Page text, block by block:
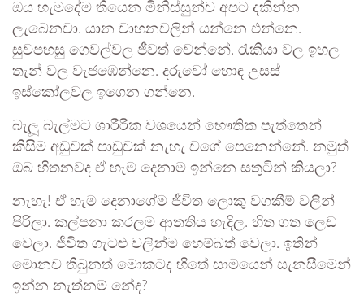
ඔය හැමදේම තියෙන මිනිස්සුන්ව අපට දකින්න
ලැබෙනවා. යාන වාහනවලින් යන්නෙ එන්නෙ.
සුවපහසු ගෙවල්වල ජීවත් වෙන්නේ. රැකියා වල ඉහල
තැන් වල වැජඹෙන්නෙ. දරුවෝ හොඳ උසස්
ඉස්කෝලවල ඉගෙන ගන්නෙ.
බැලූ බැල්මට ශාරීරික වශයෙන් භෞතික පැත්තෙන්
කිසිම අඩුවක් පාඩුවක් නැහැ වගේ පෙනෙන්නේ. නමුත්
ඔබ හිතනවද ඒ හැම දෙනාම ඉන්නෙ සතුටින් කියලා?
නැහැ! ඒ හැම දෙනාගේම ජීවිත ලොකු වගකීම් වලින්
පිරිලා. කල්පනා කරලම ආතතිය හැදිල. හිත ගත ලෙඩ
වෙලා. ජීවිත ගැටළු වලින්ම හෙම්බත් වෙලා. ඉතින්
මොනව තිබුනත් මොකටද හිතේ සාමයෙන් සැනසීමෙන්
ඉන්න නැත්නම් නේද?